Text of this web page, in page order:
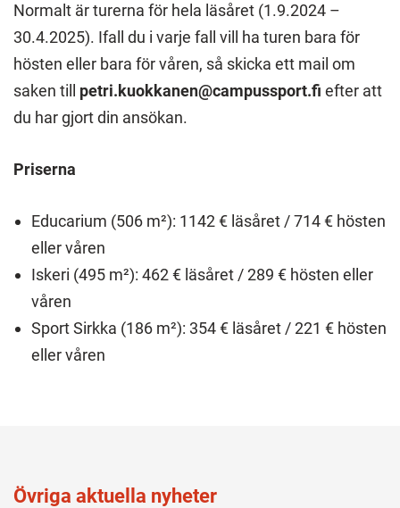
Normalt är turerna för hela läsåret (1.9.2024 –
30.4.2025). Ifall du i varje fall vill ha turen bara för
hösten eller bara för våren, så skicka ett mail om
saken till petri.kuokkanen@campussport.fi efter att
du har gjort din ansökan.
Priserna
Educarium (506 m²): 1142 € läsåret / 714 € hösten
eller våren
Iskeri (495 m²): 462 € läsåret / 289 € hösten eller
våren
Sport Sirkka (186 m²): 354 € läsåret / 221 € hösten
eller våren
Övriga aktuella nyheter